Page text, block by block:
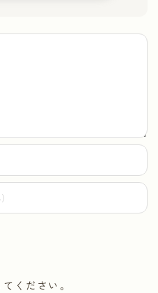
ください。